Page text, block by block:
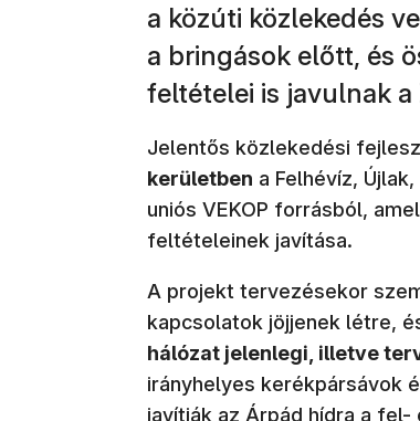
a közúti közlekedés
a bringások előtt, és
feltételei is javulnak
Jelentős közlekedési
kerületben a Felhévíz,
uniós VEKOP forrásból,
feltételeinek javítása.
A projekt tervezésekor
kapcsolatok jöjjenek létre,
hálózat jelenlegi, illetve
irányhelyes kerékpársávok
javítják az Árpád hídra a fel-